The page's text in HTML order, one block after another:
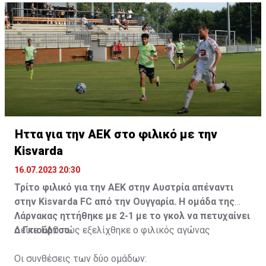
Ήττα για την ΑΕΚ στο φιλικό με την
Kisvarda
16.07.2023 20:30
Τρίτο φιλικό για την ΑΕΚ στην Αυστρία απέναντι
στην Kisvarda FC από την Ουγγαρία. Η ομάδα της
Λάρνακας ηττήθηκε με 2-1 με το γκολ να πετυχαίνει
ο Γκιούρτσο.
ΔείτεΕΔΩπώς εξελίχθηκε ο φιλικός αγώνας
Οι συνθέσεις των δύο ομάδων: